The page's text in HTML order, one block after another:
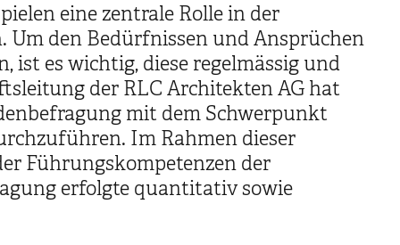
eine zentrale Rolle in der
den Bedürfnissen und Ansprüchen
ist es wichtig, diese regelmässig und
der RLC Architekten AG hat
mit dem Schwerpunkt
Im Rahmen dieser
Führungskompetenzen der
erfolgte quantitativ sowie